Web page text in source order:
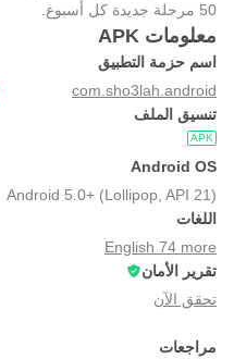
50 مرحلة جديدة كل أسبوع.
معلومات APK
اسم حزمة التطبيق
com.sho3lah.android
تنسيق الملف
APK
Android OS
Android 5.0+ (Lollipop, API 21)
اللغات
English 74 more
تقرير الأمان
تحقق الآن
مراجعات